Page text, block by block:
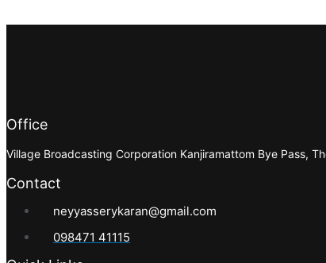
Office
Village Broadcasting Corporation Kanjiramattom Bye Pass,
Contact
neyyasserykaran@gmail.com
098471 41115